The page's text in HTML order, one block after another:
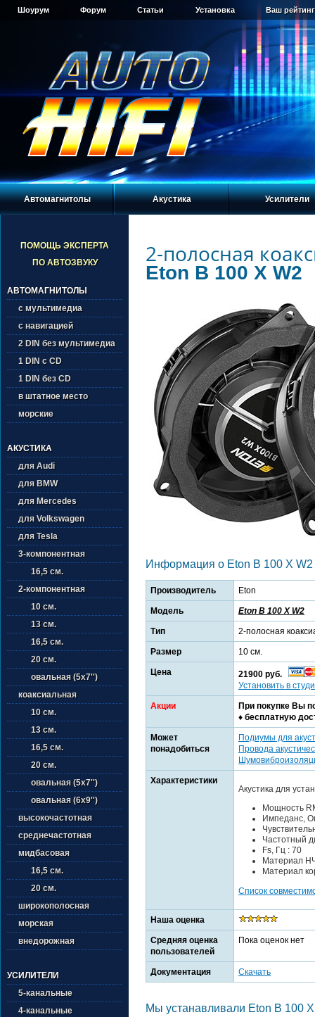
Шоурум Форум Статьи Установка Ваш
Автомагнитолы Акустика Усилители
ПОМОЩЬ ЭКСПЕРТА
ПО АВТОЗВУКУ
АВТОМАГНИТОЛЫ
с мультимедиа
с навигацией
2 DIN без мультимедиа
1 DIN с CD
1 DIN без CD
в штатное место
морские
АКУСТИКА
для Audi
для BMW
для Mercedes
для Volkswagen
для Tesla
3-компонентная
16,5 см.
2-компонентная
10 см.
13 см.
16,5 см.
20 см.
овальная (5х7'')
коаксиальная
10 см.
13 см.
16,5 см.
20 см.
овальная (5х7'')
овальная (6х9'')
высокочастотная
среднечастотная
мидбасовая
16,5 см.
20 см.
широкополосная
морская
внедорожная
УСИЛИТЕЛИ
5-канальные
4-канальные
2-полосная
Eton B 100 X W2
Информация о Eton B 100 X W2
Производитель Eton
Модель Eton B 100 X W2
Тип 2-полосная
Размер 10 см.
Цена
21900 руб.
Установить в
Акции
При покупке Вы
♦ бесплатную
Может
понадобиться
Подиумы для
Провода
Характеристики
Акустика для
Мощность
Импеданс,
Частотный
Fs, Гц : 70
Материал
Материал
Список
Наша оценка
Средняя оценка
пользователей
Пока оценок нет
Документация Скачать
Мы устанавливали Eton B 100